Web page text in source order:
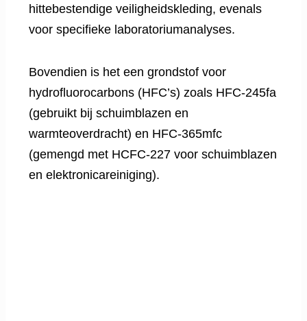
hittebestendige veiligheidskleding, evenals
voor specifieke laboratoriumanalyses.
Bovendien is het een grondstof voor
hydrofluorocarbons (HFC’s) zoals HFC-245fa
(gebruikt bij schuimblazen en
warmteoverdracht) en HFC-365mfc
(gemengd met HCFC-227 voor schuimblazen
en elektronicareiniging).